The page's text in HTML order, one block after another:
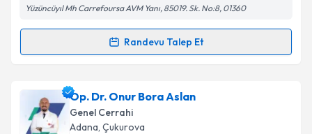
Yüzüncüyıl Mh Carrefoursa AVM Yanı, 85019. Sk. No:8, 01360
Randevu Talep Et
Randevu Takvimi Talebi
Op. Dr. Necmi Yücekuleiçin randevu takvimi talebi
oluşturun. Size bu uzmandan randevu almanız için bir
takvim hazırlandığında e-posta ile bilgilendireceğiz.
Op. Dr. Onur Bora Aslan
Genel Cerrahi
Adana, Çukurova